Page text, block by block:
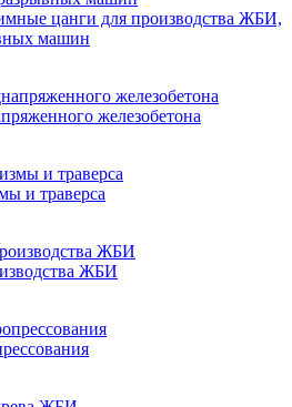
цанги для производства ЖБИ,
машин
железобетона
и траверса
ЖБИ